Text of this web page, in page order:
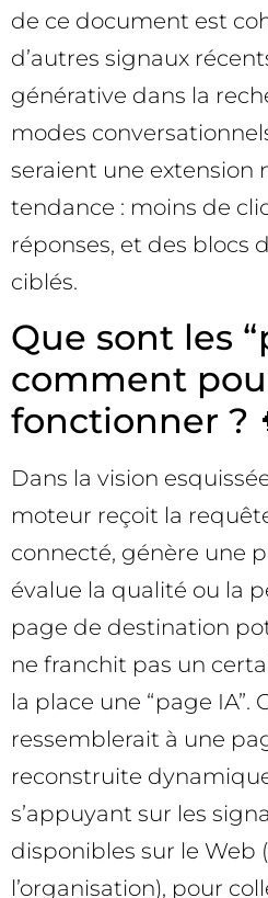
de ce document est
d’autres signaux
générative dans la
modes
seraient une extension
tendance : moins de
réponses, et des blocs
ciblés.
Que sont les
comment
fonctionner ?
Dans la vision
moteur reçoit la
connecté, génère une
évalue la qualité ou la
page de destination
ne franchit pas un
la place une “page IA”.
ressemblerait à une
reconstruite
s’appuyant sur les
disponibles sur le Web
l’organisation), pour